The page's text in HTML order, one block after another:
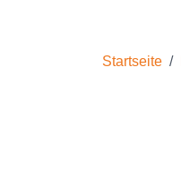
Startseite